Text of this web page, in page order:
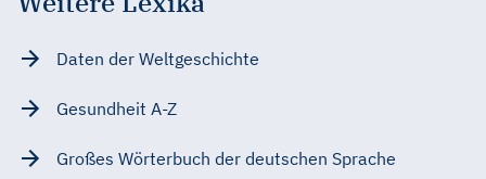
Daten der Weltgeschichte
Gesundheit A-Z
Großes Wörterbuch der deutschen Sprache